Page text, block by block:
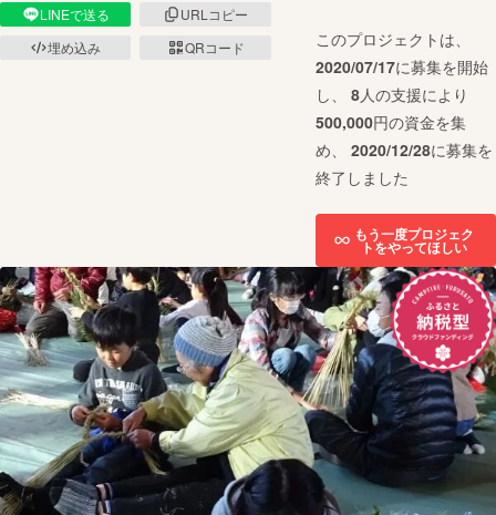
LINEで送る
URLコピー
埋め込み
QRコード
このプロジェクトは、
2020/07/17に募集を開始
し、 8人の支援により
500,000円の資金を集
め、 2020/12/28に募集を
終了しました
もう一度プロジェク
トをやってほしい